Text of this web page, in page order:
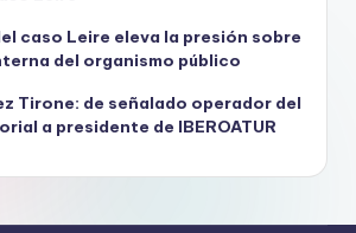
caso Leire eleva la presión sobre
del organismo público
Tirone: de señalado operador del
a presidente de IBEROATUR